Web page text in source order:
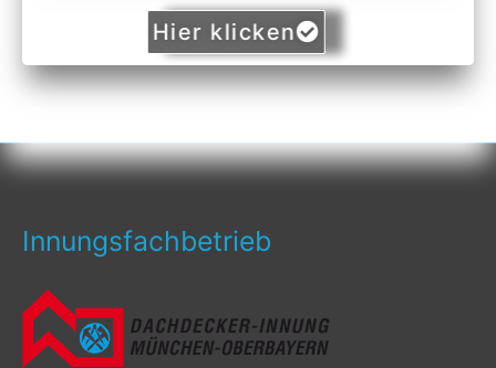
Hier klicken
Innungsfachbetrieb